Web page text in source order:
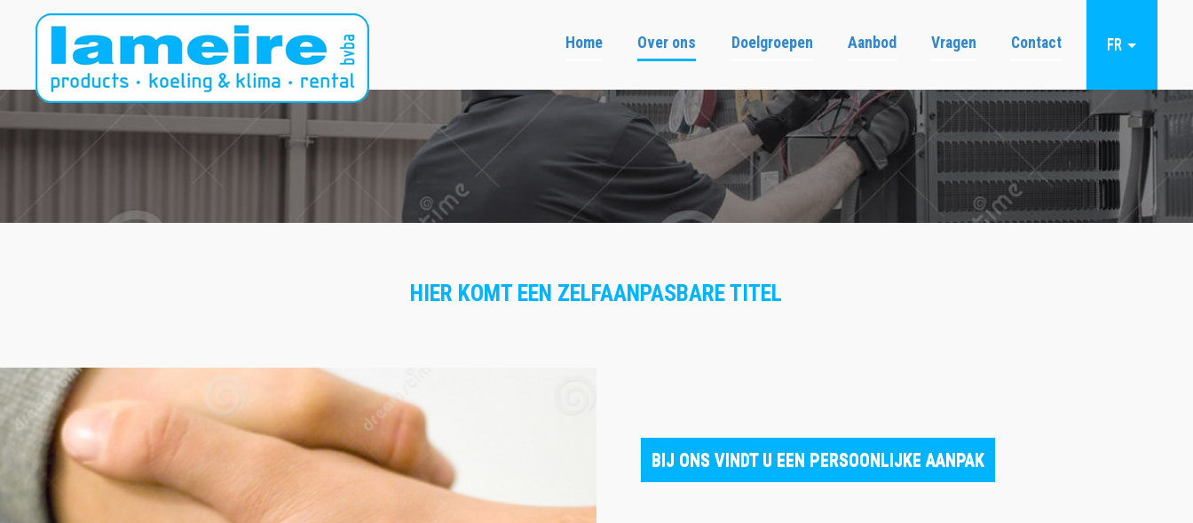
FR
Home Over ons Doelgroepen Aanbod Vragen Contact
HIER KOMT EEN ZELFAANPASBARE TITEL
BIJ ONS VINDT U EEN PERSOONLIJKE AANPAK